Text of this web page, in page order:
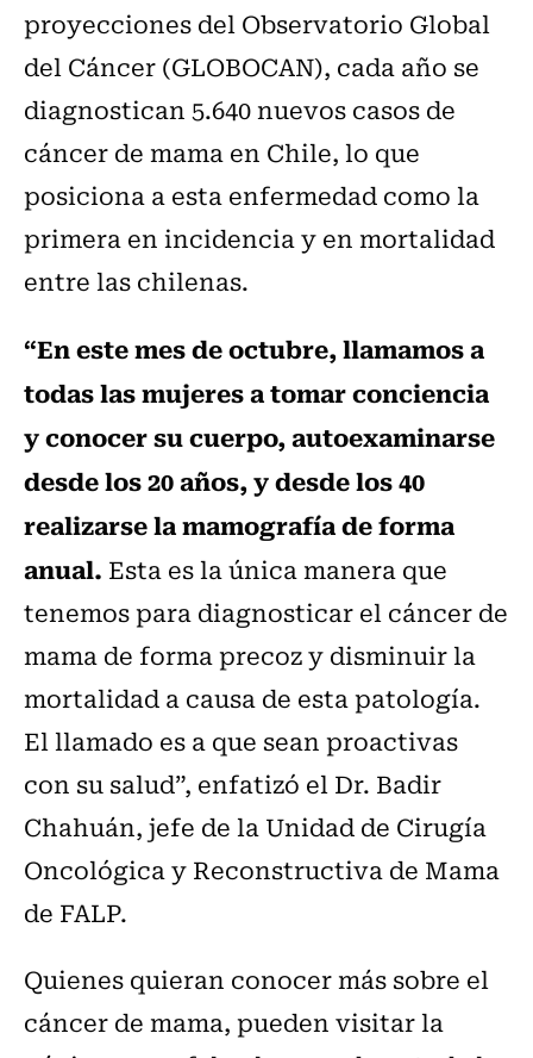
proyecciones del Observatorio Global
del Cáncer (GLOBOCAN), cada año se
diagnostican 5.640 nuevos casos de
cáncer de mama en Chile, lo que
posiciona a esta enfermedad como la
primera en incidencia y en mortalidad
entre las chilenas.
“En este mes de octubre, llamamos a
todas las mujeres a tomar conciencia
y conocer su cuerpo, autoexaminarse
desde los 20 años, y desde los 40
realizarse la mamografía de forma
anual. Esta es la única manera que
tenemos para diagnosticar el cáncer de
mama de forma precoz y disminuir la
mortalidad a causa de esta patología.
El llamado es a que sean proactivas
con su salud”, enfatizó el Dr. Badir
Chahuán, jefe de la Unidad de Cirugía
Oncológica y Reconstructiva de Mama
de FALP.
Quienes quieran conocer más sobre el
cáncer de mama, pueden visitar la